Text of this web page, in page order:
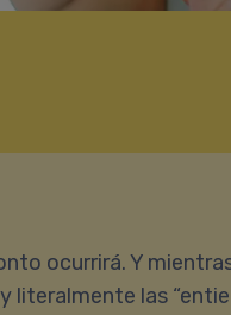
ocurrirá. Y
literalmente las